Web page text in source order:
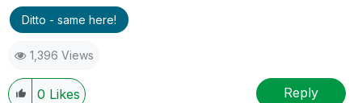
Ditto - same here!
1,396 Views
0 Likes Reply